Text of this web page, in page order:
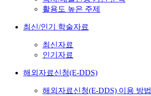
활용도 높은 주제
최신/인기 학술자료
최신자료
인기자료
해외자료신청(E-DDS)
해외자료신청(E-DDS) 이용 방법